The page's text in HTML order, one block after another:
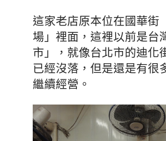
這家老店原本位在國華街
場」裡面，這裡以前是台
市」，就像台北市的迪化
已經沒落，但是還是有很
繼續經營。